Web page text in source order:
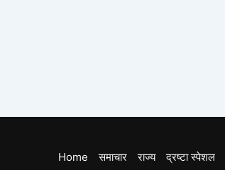
Home समाचार राज्य द्रष्टा स्पेशल